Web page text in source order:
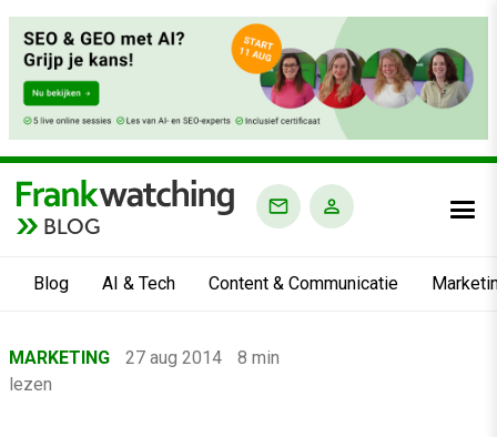
BLOG
Blog AI & Tech Content & Communicatie
›MARKETING 27 aug 2014
8 min
lezen